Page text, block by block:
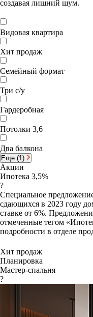
создавая лишний шум.
Видовая квартира
Хит продаж
Семейный формат
Три с/у
Гардеробная
Потолки 3,6
Два балкона
Еще (1)
Акции
Ипотека 3,5%
?
Специальное
сдающихся в 2023 году
ставке от 6%.
отмеченные тегом
подробности в отделе
Хит продаж
Планировка
Мастер-спальня
?